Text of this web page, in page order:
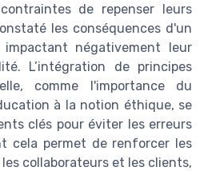
de repenser leurs
les conséquences d'un
négativement leur
L’intégration de principes
comme l'importance du
à la notion éthique, se
clés pour éviter les erreurs
cela permet de renforcer les
collaborateurs et les clients,